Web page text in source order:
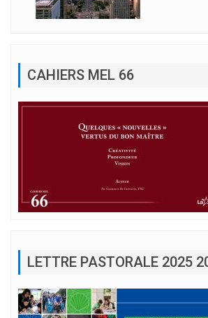
CAHIERS MEL 66
LETTRE PASTORALE 2025